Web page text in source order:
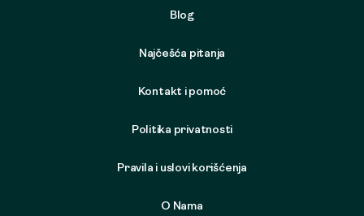
Blog
Najčešća pitanja
Kontakt i pomoć
Politika privatnosti
Pravila i uslovi korišćenja
O Nama